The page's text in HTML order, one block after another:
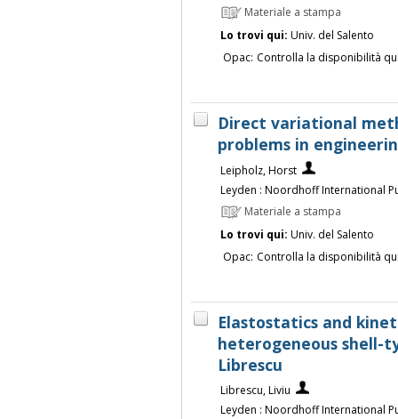
Materiale a stampa
Lo trovi qui: Univ. del Salento
Opac: Controlla la disponibilità
Direct variational
problems in
Leipholz, Horst
Leyden : Noordhoff International
Materiale a stampa
Lo trovi qui: Univ. del Salento
Opac: Controlla la disponibilità
Elastostatics and
heterogeneous shell-
Librescu
Librescu, Liviu
Leyden : Noordhoff International